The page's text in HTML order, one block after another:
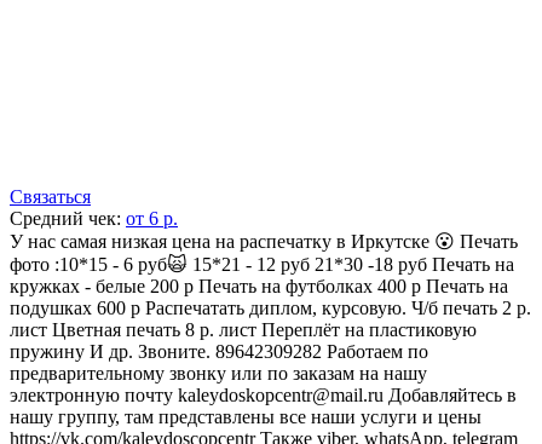
Связаться
Средний чек: от 6 р.
У нас самая низкая цена на распечатку в Иркутске 😮 Печать
фото :10*15 - 6 руб🙀 15*21 - 12 руб 21*30 -18 руб Печать на
кружках - белые 200 р Печать на футболках 400 р Печать на
подушках 600 р Распечатать диплом, курсовую. Ч/б печать 2 р.
лист Цветная печать 8 р. лист Переплёт на пластиковую
пружину И др. Звоните. 89642309282 Работаем по
предварительному звонку или по заказам на нашу
электронную почту kaleydoskopcentr@mail.ru Добавляйтесь в
нашу группу, там представлены все наши услуги и цены
https://vk.com/kaleydoscopcentr Также viber, whatsApp, telegram